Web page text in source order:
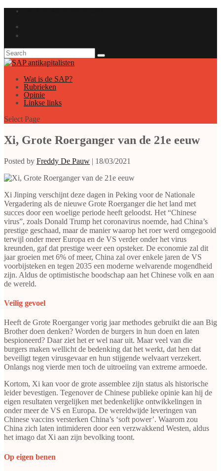
Wat is de SAP?
Rubrieken
Opinie
Linkse links
Select Page
Xi, Grote Roerganger van de 21e eeuw
Posted by Freddy De Pauw | 18/03/2021
Xi Jinping verschijnt deze dagen in Peking voor de Nationale
Vergadering als de nieuwe Grote Roerganger die het land met
succes door een woelige periode heeft geloodst. Het “Chinese
virus”, zoals Donald Trump het coronavirus noemde, had China’s
prestige geschaad, maar de manier waarop het roer werd omgegooid
terwijl onder meer Europa en de VS verder onder het virus
kreunden, gaf dat prestige weer een opsteker. De economie zal dit
jaar groeien met 6% of meer, China zal over enkele jaren de VS
voorbijsteken en tegen 2035 een moderne welvarende mogendheid
zijn. Aldus de optimistische boodschap aan het Chinese volk en aan
de wereld.
Veilig gevoel
Heeft de Grote Roerganger vorig jaar methodes gebruikt die aan Big
Brother doen denken? Worden de burgers in hun doen en laten
bespioneerd? Daar ziet het er wel naar uit. Maar veel van die
burgers maken wellicht de bedenking dat het werkt, dat hen dat
beveiligt tegen virusgevaar en hun stijgende welvaart verzekert.
Onlangs nog vierde men toch de uitroeiing van extreme armoede.
Kortom, Xi kan voor de grote assemblee zijn status als historische
leider bevestigen. Tegenover de Chinese publieke opinie kan hij de
eigen resultaten vergelijken met bedenkelijke ontwikkelingen in
onder meer de VS en Europa. De wereldwijde leveringen van
Chinese vaccins versterken China’s ‘soft power’. Waarom zou
China zich laten intimideren door een verzwakkend Westen, aldus
het imago dat Xi aan zijn bevolking toont.
Op eigen benen